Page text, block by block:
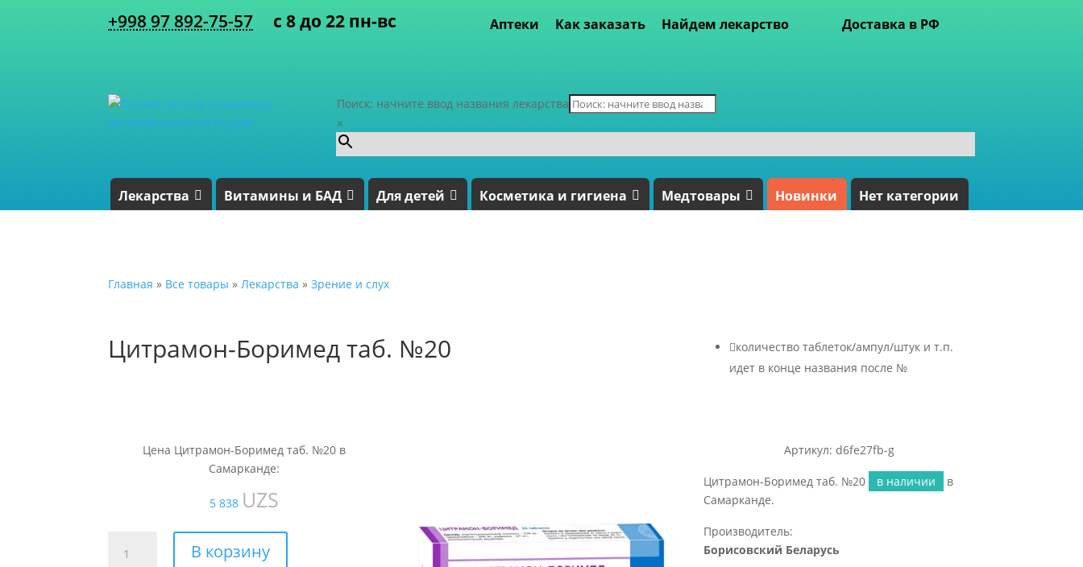
+998 97 892-75-57 с 8 до 22 пн-вс Аптеки Как заказать Найдем лекарство Доставка в РФ
Поиск: начните ввод названия лекарства
×
Лекарства Витамины и БАД Для детей Косметика и гигиена Медтовары Новинки Нет категории
Главная » Все товары » Лекарства » Зрение и слух
Цитрамон-Боримед таб. №20 количество таблеток/ампул/штук и т.п.
идет в конце названия после №
Цена Цитрамон-Боримед таб. №20 в
Самарканде:
5 838 UZS
товара
В корзину
Артикул: d6fe27fb-g
Цитрамон-Боримед таб. №20 в наличии
в
Самарканде.
Производитель:
Борисовский Беларусь